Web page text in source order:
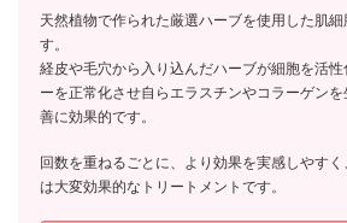
天然植物で作られた厳選ハーブを使用した肌
す。
経皮や毛穴から入り込んだハーブが細胞を活
ーを正常化させ自らエラスチンやコラーゲン
善に効果的です。
回数を重ねるごとに、より効果を実感しやす
は大変効果的なトリートメントです。